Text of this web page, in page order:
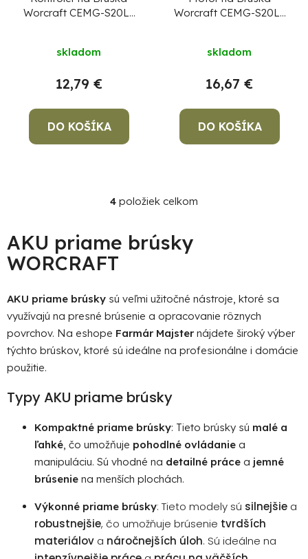
Worcraft CEMG-S20Li,
skladom
12,79 €
DO KOŠÍKA
Worcraft CEMG-S20Li,
skladom
16,67 €
DO KOŠÍKA
O
l
á
c
i
e
r
k
y
v
ý
p
i
s
4 položiek celkom
AKU priame brúsky
WORCRAFT
AKU priame brúsky sú veľmi užitočné nástroje, ktoré sa
využívajú na presné brúsenie a opracovanie rôznych
povrchov. Na eshope Farmár Majster nájdete široký výber
týchto brúskov, ktoré sú ideálne na profesionálne i domácie
použitie.
Typy AKU priame brúsky
Kompaktné priame brúsky: Tieto brúsky sú malé a
ľahké , čo umožňuje pohodlné ovládanie a
manipuláciu. Sú vhodné na detailné práce a jemné
brúsenie na menších plochách.
Výkonné priame brúsky: Tieto modely sú silnejšie a
robustnejšie, čo umožňuje brúsenie tvrdších
materiálov a náročnejších úloh. Sú ideálne na